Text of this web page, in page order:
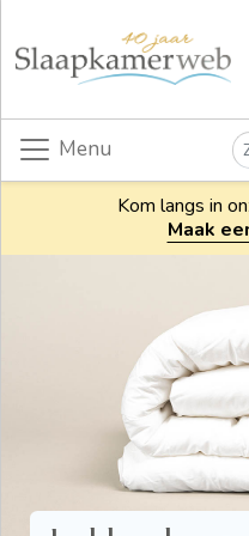
Menu
Kom langs in
Maak